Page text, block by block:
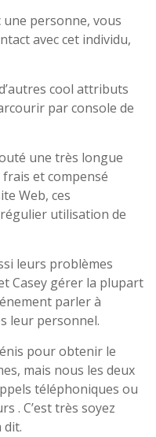
une personne, vous
avec cet individu,
cool attributs
par console de
une très longue
et compensé
Web, ces
utilisation de
leurs problèmes
Casey gérer la plupart
parler à
leur personnel.
pour obtenir le
mais nous les deux
téléphoniques ou
. C’est très soyez
dit.